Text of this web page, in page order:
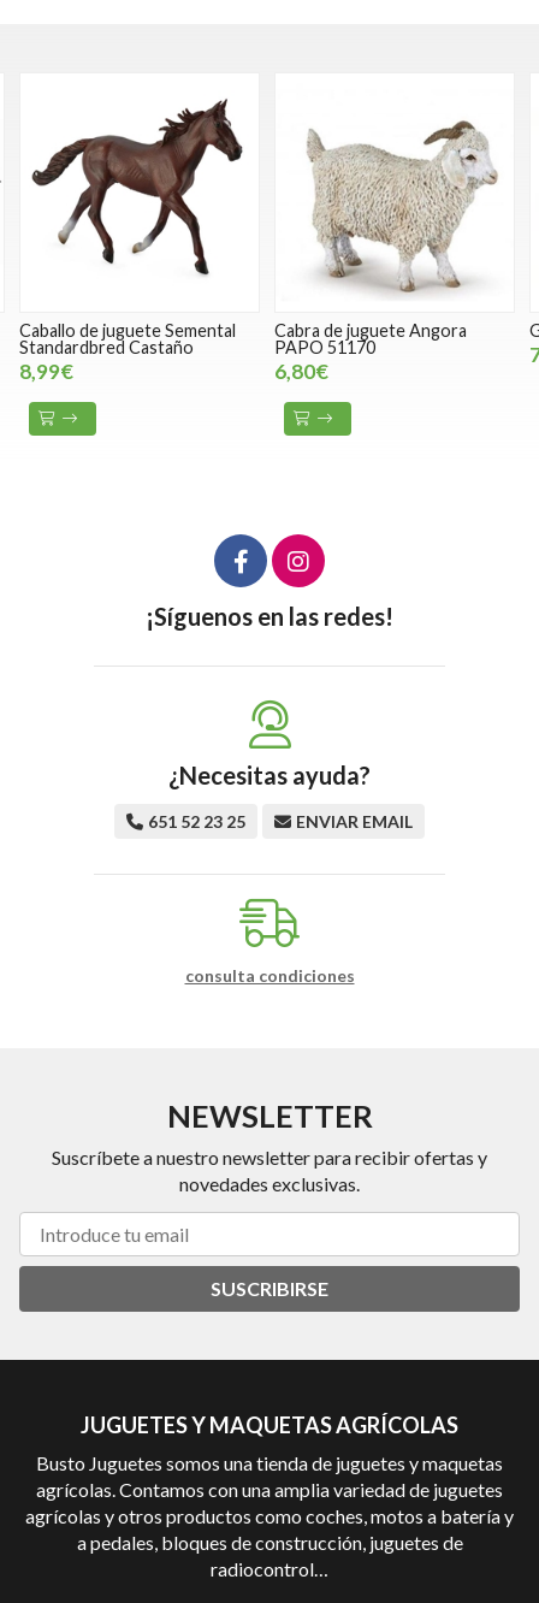
Caballo de juguete Semental
Standardbred Castaño
8,99€
Cabra de juguete Angora
PAPO 51170
6,80€
¡Síguenos en las redes!
¿Necesitas ayuda?
651 52 23 25 ENVIAR EMAIL
consulta condiciones
NEWSLETTER
Suscríbete a nuestro newsletter para recibir ofertas y
novedades exclusivas.
SUSCRIBIRSE
JUGUETES Y MAQUETAS AGRÍCOLAS
Busto Juguetes somos una tienda de juguetes y maquetas
agrícolas. Contamos con una amplia variedad de juguetes
agrícolas y otros productos como coches, motos a batería y
a pedales, bloques de construcción, juguetes de
radiocontrol…